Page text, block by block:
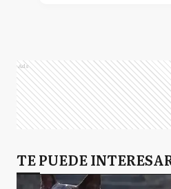
Ads
TE PUEDE